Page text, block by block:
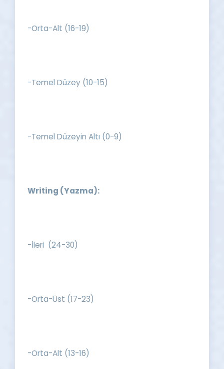
-Orta-Alt (16-19)
-Temel Düzey (10-15)
-Temel Düzeyin Altı (0-9)
Writing (Yazma):
-İleri (24-30)
-Orta-Üst (17-23)
-Orta-Alt (13-16)